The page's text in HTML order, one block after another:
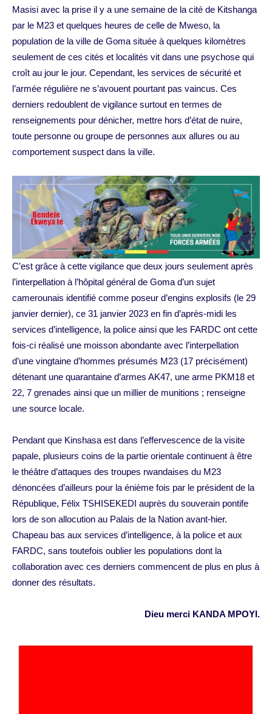
Masisi avec la prise il y a une semaine de la cité de Kitshanga
par le M23 et quelques heures de celle de Mweso, la
population de la ville de Goma située à quelques kilomètres
seulement de ces cités et localités vit dans une psychose qui
croît au jour le jour. Cependant, les services de sécurité et
l’armée régulière ne s’avouent pourtant pas vaincus. Ces
derniers redoublent de vigilance surtout en termes de
renseignements pour dénicher, mettre hors d’état de nuire,
toute personne ou groupe de personnes aux allures ou au
comportement suspect dans la ville.
C’est grâce à cette vigilance que deux jours seulement après
l’interpellation à l’hôpital général de Goma d’un sujet
camerounais identifié comme poseur d’engins explosifs (le 29
janvier dernier), ce 31 janvier 2023 en fin d’après-midi les
services d’intelligence, la police ainsi que les FARDC ont cette
fois-ci réalisé une moisson abondante avec l’interpellation
d’une vingtaine d’hommes présumés M23 (17 précisément)
détenant une quarantaine d’armes AK47, une arme PKM18 et
22, 7 grenades ainsi que un millier de munitions ; renseigne
une source locale.
Pendant que Kinshasa est dans l’effervescence de la visite
papale, plusieurs coins de la partie orientale continuent à être
le théâtre d’attaques des troupes rwandaises du M23
dénoncées d’ailleurs pour la énième fois par le président de la
République, Félix TSHISEKEDI auprès du souverain pontife
lors de son allocution au Palais de la Nation avant-hier.
Chapeau bas aux services d’intelligence, à la police et aux
FARDC, sans toutefois oublier les populations dont la
collaboration avec ces derniers commencent de plus en plus à
donner des résultats.
Dieu merci KANDA MPOYI.